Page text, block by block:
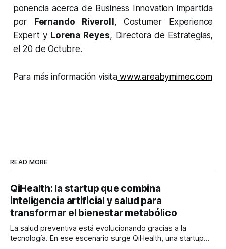
ponencia acerca de Business Innovation impartida
por Fernando Riveroll, Costumer Experience
Expert y Lorena Reyes, Directora de Estrategias,
el 20 de Octubre.
Para más información visita www.areabymimec.com
READ MORE
QiHealth: la startup que combina
inteligencia artificial y salud para
transformar el bienestar metabólico
La salud preventiva está evolucionando gracias a la
tecnología. En ese escenario surge QiHealth, una startup